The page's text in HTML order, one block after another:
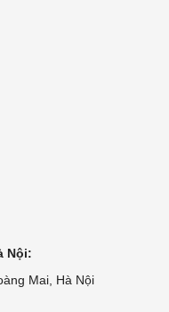
Nội:
Mai, Hà Nội